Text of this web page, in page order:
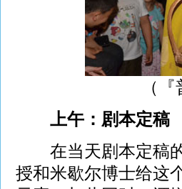
（
上午：剧本定稿
在当天剧本定稿的
授和米歇尔博士给这